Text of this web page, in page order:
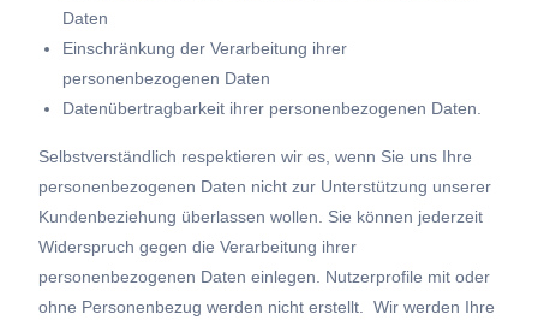
Daten
Einschränkung der Verarbeitung ihrer
personenbezogenen Daten
Datenübertragbarkeit ihrer personenbezogenen Daten.
Selbstverständlich respektieren wir es, wenn Sie uns Ihre
personenbezogenen Daten nicht zur Unterstützung unserer
Kundenbeziehung überlassen wollen. Sie können jederzeit
Widerspruch gegen die Verarbeitung ihrer
personenbezogenen Daten einlegen. Nutzerprofile mit oder
ohne Personenbezug werden nicht erstellt. Wir werden Ihre